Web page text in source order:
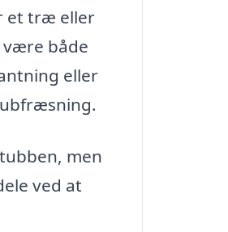
et træ eller
være både
eller
men
ved at